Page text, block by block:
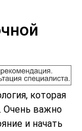
которая
Очень важно
и начать